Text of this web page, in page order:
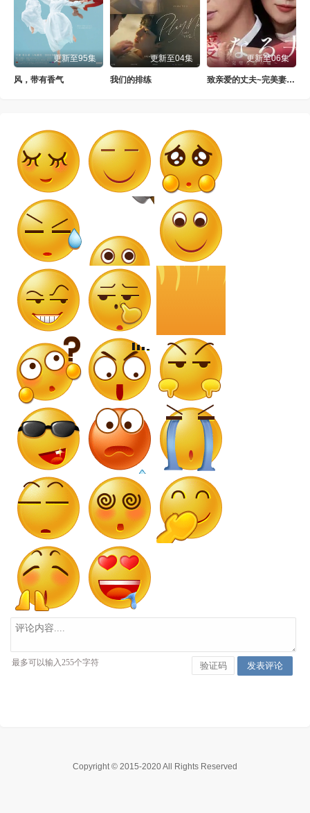
更新至95集
风，带有香气
更新至04集
我们的排练
更新至06集
致亲爱的丈夫~完美妻子的谎言~
Copyright © 2015-2020 All Rights Reserved